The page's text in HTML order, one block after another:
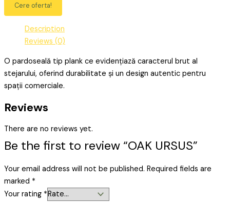
Cere oferta!
Description
Reviews (0)
O pardoseală tip plank ce evidențiază caracterul brut al
stejarului, oferind durabilitate și un design autentic pentru
spații comerciale.
Reviews
There are no reviews yet.
Be the first to review “OAK URSUS”
Your email address will not be published. Required fields are
marked *
Your rating *